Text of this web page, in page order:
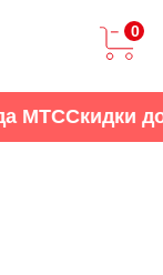
0
Скидки до